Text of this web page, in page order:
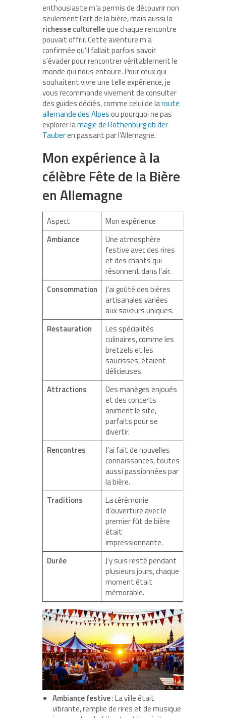
enthousiaste m’a permis de découvrir non
seulement l’art de la bière, mais aussi la
richesse culturelleque chaque rencontre
pouvait offrir. Cette aventure m’a
confirmée qu’il fallait parfois savoir
s’évader pour rencontrer véritablement le
monde qui nous entoure. Pour ceux qui
souhaitent vivre une telle expérience, je
vous recommande vivement de consulter
des guides dédiés, comme celui de laroute
allemande des Alpesou pourquoi ne pas
explorer lamagie de Rothenburg ob der
Tauberen passant par l’Allemagne.
Mon expérience à la
célèbre Fête de la Bière
en Allemagne
Aspect
Mon expérience
Ambiance
Une atmosphère
festive avec des rires
et des chants qui
résonnent dans l’air.
Consommation
J’ai goûté des bières
artisanales variées
aux saveurs uniques.
Restauration
Les spécialités
culinaires, comme les
bretzels et les
saucisses, étaient
délicieuses.
Attractions
Des manèges enjoués
et des concerts
animent le site,
parfaits pour se
divertir.
Rencontres
J’ai fait de nouvelles
connaissances, toutes
aussi passionnées par
la bière.
Traditions
La cérémonie
d’ouverture avec le
premier fût de bière
était
impressionnante.
Durée
J’y suis resté pendant
plusieurs jours, chaque
moment était
mémorable.
Ambiance festive: La ville était
vibrante, remplie de rires et de musique